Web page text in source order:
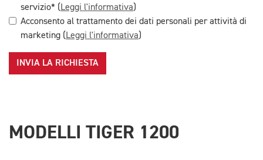
servizio* (Leggi l'informativa)
Acconsento al trattamento dei dati personali per attività di
marketing (Leggi l'informativa)
INVIA LA RICHIESTA
MODELLI TIGER 1200